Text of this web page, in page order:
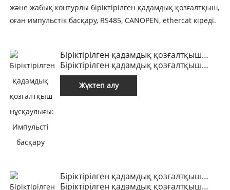
және жабық контурлы біріктірілген қадамдық қозғалтқыш,
оған импульстік басқару, RS485, CANOPEN, ethercat кіреді.
Біріктірілген қадамдық қозғалтқыш
нұсқаулығы: Импульсті басқару
Біріктірілген қадамдық қозғалтқыш
нұсқаулығы: Импульсті басқару
Жүктеп алу
Біріктірілген қадамдық қозғалтқыш
нұсқаулығы: RS485
Біріктірілген қадамдық қозғалтқыш